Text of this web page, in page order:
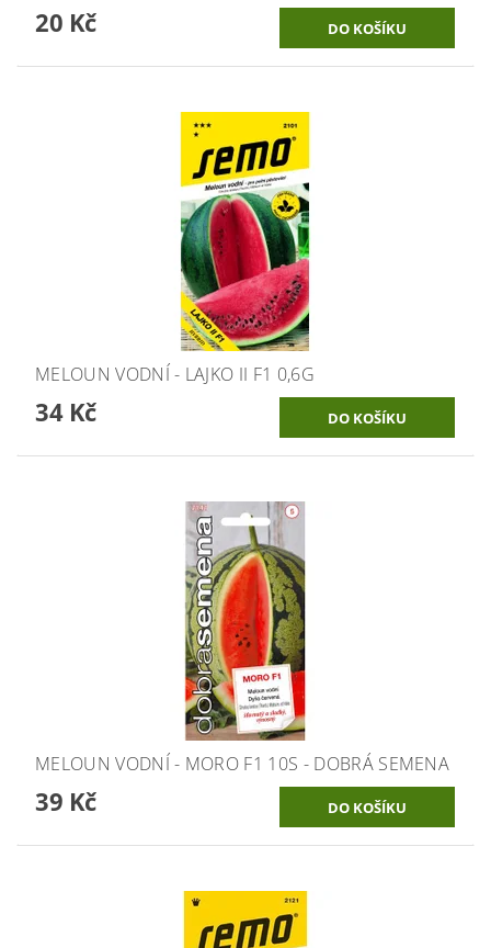
20 Kč
MELOUN VODNÍ - LAJKO II F1 0,6G
34 Kč
MELOUN VODNÍ - MORO F1 10S - DOBRÁ SEMENA
39 Kč